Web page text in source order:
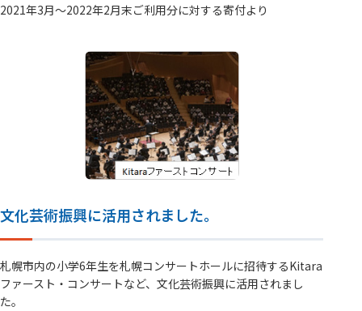
2021年3月～2022年2月末ご利用分に対する寄付より
文化芸術振興に活用されました。
札幌市内の小学6年生を札幌コンサートホールに招待するKitara
ファースト・コンサートなど、文化芸術振興に活用されまし
た。